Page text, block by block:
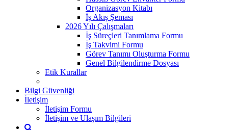
Organizasyon Kitabı
İş Akış Şeması
2026 Yılı Çalışmaları
İş Süreçleri Tanımlama Formu
İş Takvimi Formu
Görev Tanımı Oluşturma Formu
Genel Bilgilendirme Dosyası
Etik Kurallar
Bilgi Güvenliği
İletişim
İletişim Formu
İletişim ve Ulaşım Bilgileri